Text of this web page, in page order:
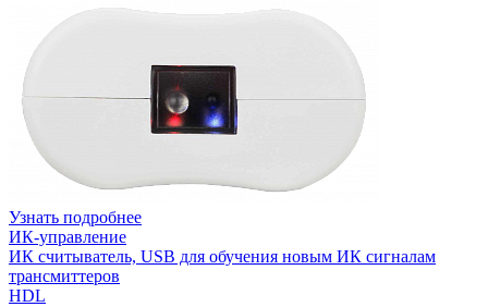
Узнать подробнее
ИК-управление
ИК считыватель, USB для обучения новым ИК сигналам
трансмиттеров
HDL